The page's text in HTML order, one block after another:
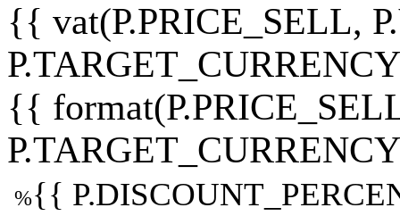
{{ vat(P.PRICE_SELL,
{{
%{{